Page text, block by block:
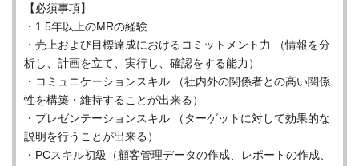
【必須事項】
・1.5年以上のMRの経験
・売上および目標達成におけるコミットメント力 （情報を分
析し、計画を立て、実行し、確認をする能力）
・コミュニケーションスキル （社内外の関係者との高い関係
性を構築・維持することが出来る）
・プレゼンテーションスキル （ターゲットに対して効果的な
説明を行うことが出来る）
・PCスキル初級（顧客管理データの作成、レポートの作成、